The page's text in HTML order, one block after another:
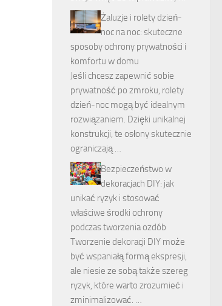
Żaluzje i rolety dzień-
noc na noc: skuteczne
sposoby ochrony prywatności i
komfortu w domu
Jeśli chcesz zapewnić sobie
prywatność po zmroku, rolety
dzień-noc mogą być idealnym
rozwiązaniem. Dzięki unikalnej
konstrukcji, te osłony skutecznie
ograniczają …
Bezpieczeństwo w
dekoracjach DIY: jak
unikać ryzyk i stosować
właściwe środki ochrony
podczas tworzenia ozdób
Tworzenie dekoracji DIY może
być wspaniałą formą ekspresji,
ale niesie ze sobą także szereg
ryzyk, które warto zrozumieć i
zminimalizować. …